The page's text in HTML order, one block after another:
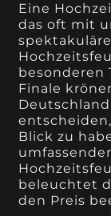
Eine
das oft mit
besonderen
Finale
Blick zu
beleuchtet
den Preis